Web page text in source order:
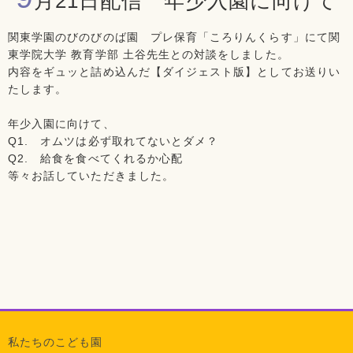
関東学園のびのびのば園 プレ保育「ころりんくらす」にて関
東学院大学 教育学部 土谷先生との対談をしました。
内容をギュッと詰め込んだ【ダイジェスト版】としてお送りい
たします。
年少入園に向けて、
Q1. オムツは必ず取れてないとダメ？
Q2. 給食を食べてくれるか心配
等々お話していただきました。
私たちのこども園